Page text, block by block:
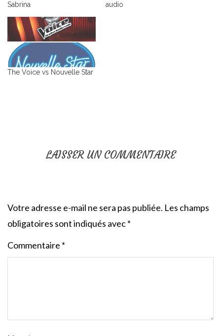
Sabrina
audio
The Voice vs Nouvelle Star
LAISSER UN COMMENTAIRE
Votre adresse e-mail ne sera pas publiée. Les champs
obligatoires sont indiqués avec*
Commentaire *